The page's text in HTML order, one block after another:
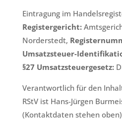
Eintragung im
Registergericht:
Norderstedt,
Umsatzsteuer-
§27 Umsatzsteuergesetz:
Verantwortlich für den
RStV ist Hans-Jürgen
(Kontaktdaten stehen